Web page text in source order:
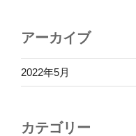
アーカイブ
2022年5月
カテゴリー